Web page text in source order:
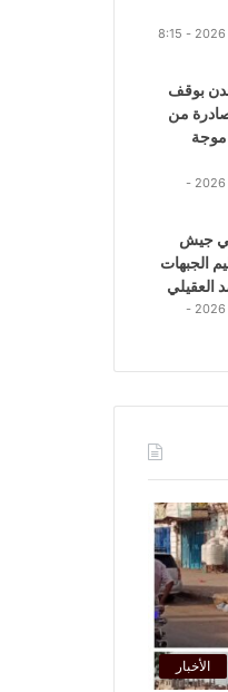
الأربعاء, 5 أغسطس 2026 - 8:15
بوقف
من
موجة
الأربعاء, 5 أغسطس 2026 -
جيش
الجبهات
العقيلي
الأربعاء, 5 أغسطس 2026 -
الأخبار